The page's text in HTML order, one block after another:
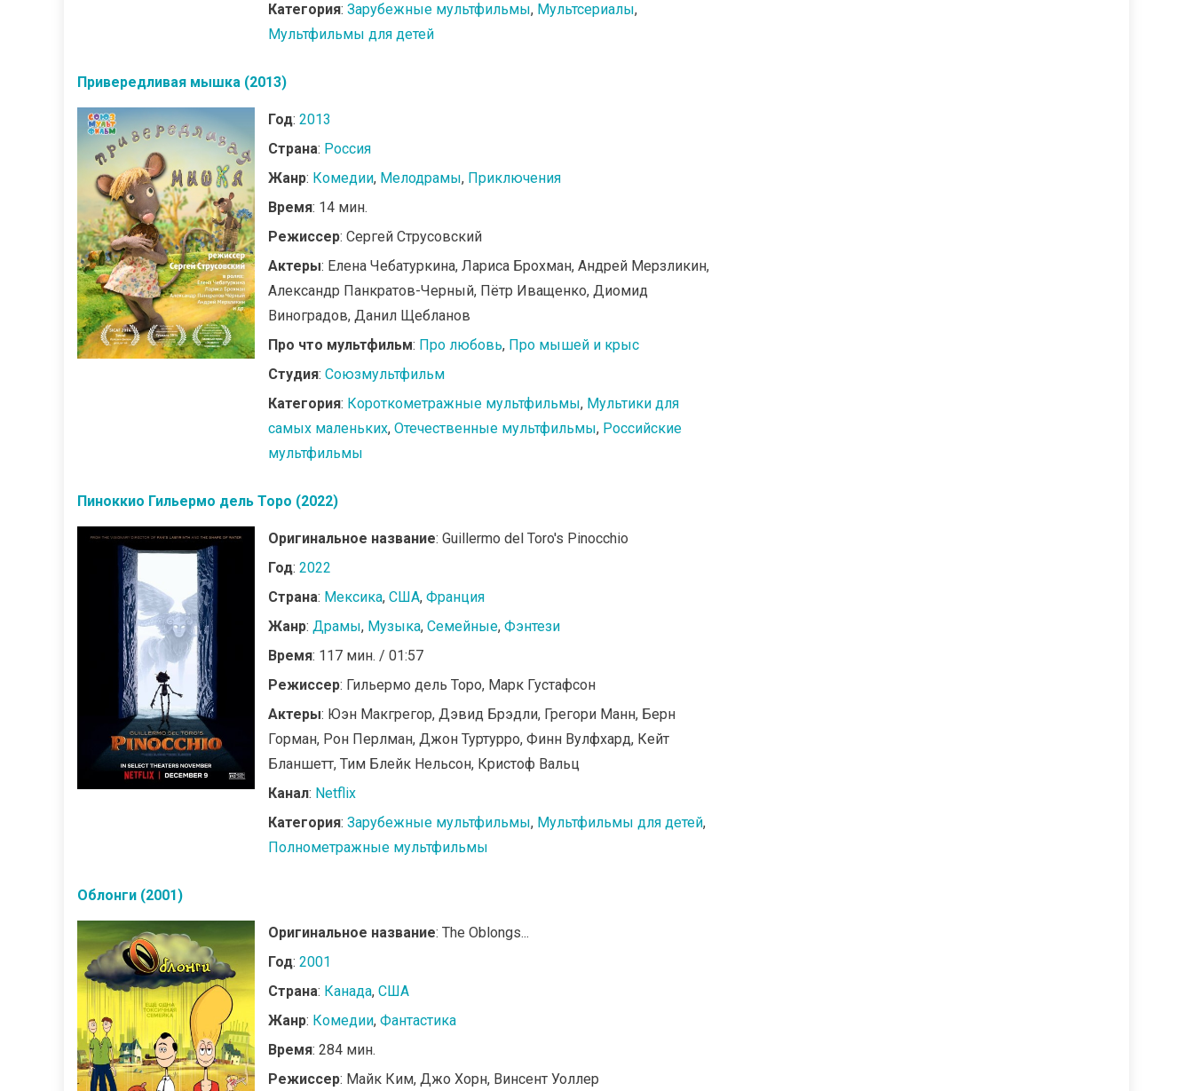
Категория: Зарубежные мультфильмы, Мультсериалы,
Мультфильмы для детей
Привередливая мышка (2013)
Год: 2013
Страна: Россия
Жанр: Комедии, Мелодрамы, Приключения
Время: 14 мин.
Режиссер: Сергей Струсовский
Актеры: Елена Чебатуркина, Лариса Брохман, Андрей Мерзликин,
Александр Панкратов-Черный, Пётр Иващенко, Диомид
Виноградов, Данил Щебланов
Про что мультфильм: Про любовь, Про мышей и крыс
Студия: Союзмультфильм
Категория: Короткометражные мультфильмы, Мультики для
самых маленьких, Отечественные мультфильмы, Российские
мультфильмы
Пиноккио Гильермо дель Торо (2022)
Оригинальное название: Guillermo del Toro's Pinocchio
Год: 2022
Страна: Мексика, США, Франция
Жанр: Драмы, Музыка, Семейные, Фэнтези
Время: 117 мин. / 01:57
Режиссер: Гильермо дель Торо, Марк Густафсон
Актеры: Юэн Макгрегор, Дэвид Брэдли, Грегори Манн, Берн
Горман, Рон Перлман, Джон Туртурро, Финн Вулфхард, Кейт
Бланшетт, Тим Блейк Нельсон, Кристоф Вальц
Канал: Netflix
Категория: Зарубежные мультфильмы, Мультфильмы для детей,
Полнометражные мультфильмы
Облонги (2001)
Оригинальное название: The Oblongs...
Год: 2001
Страна: Канада, США
Жанр: Комедии, Фантастика
Время: 284 мин.
Режиссер: Майк Ким, Джо Хорн, Винсент Уоллер